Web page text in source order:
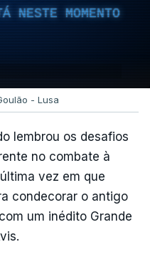
NESTE MOMENTO
- Lusa
lembrou os desafios
no combate à
vez em que
condecorar o antigo
um inédito Grande